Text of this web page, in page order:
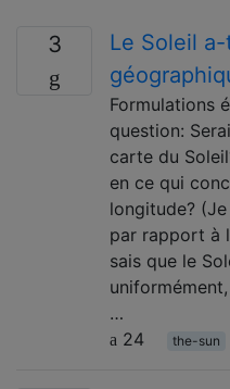
3
Le Soleil
Formulations
question:
carte du
en ce qui
longitude?
par rapport à
sais que le
…
24
the-sun